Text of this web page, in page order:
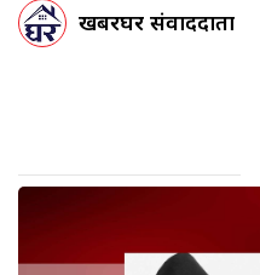
खबरघर संवाददाता